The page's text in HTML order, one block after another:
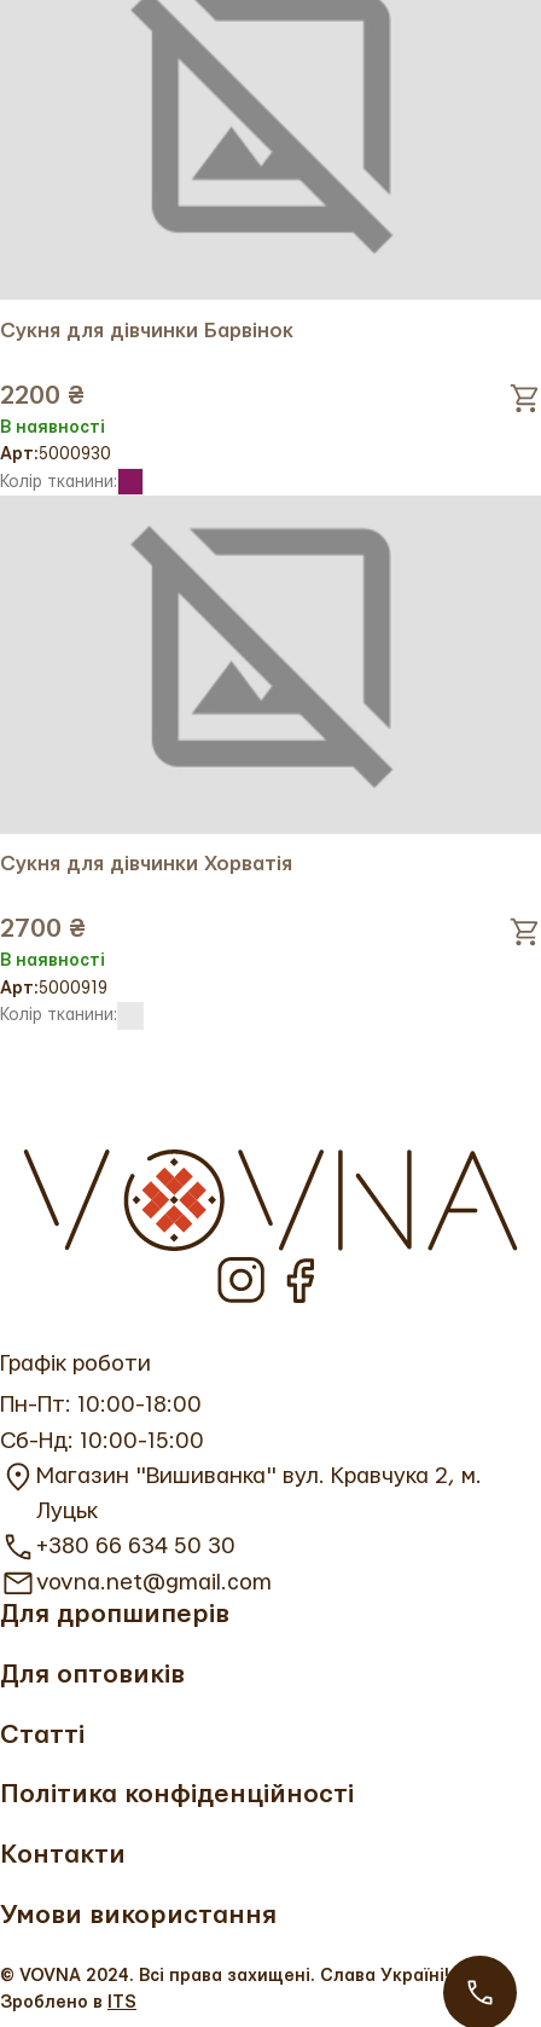
Сукня для дівчинки Барвінок
2200 ₴
В наявності
Арт:5000930
Колір тканини:
Сукня для дівчинки Хорватія
2700 ₴
В наявності
Арт:5000919
Колір тканини:
Для дропшиперів
Для оптовиків
Статті
Політика конфіденційності
Контакти
Умови використання
Графік роботи
Пн-Пт: 10:00-18:00
Сб-Нд: 10:00-15:00
Магазин "Вишиванка" вул. Кравчука 2, м.
Луцьк
+380 66 634 50 30
vovna.net@gmail.com
© VOVNA 2024. Всі права захищені. Слава Україні!
Зроблено в
ITS